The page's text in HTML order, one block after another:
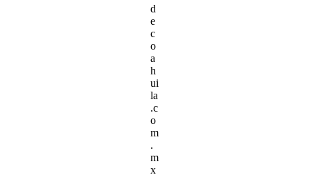
d
e
c
o
a
h
ui
la
.c
o
m
.
m
x